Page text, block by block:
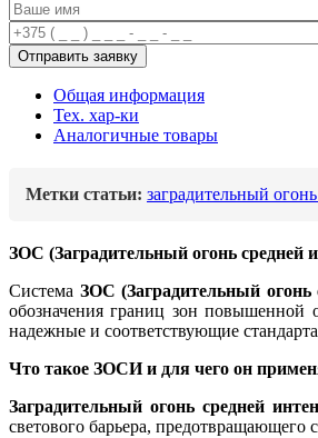
Общая информация
Тех. хар-ки
Аналогичные товары
Метки статьи: заградительный
ЗОС (Заградительный огонь средней
Система ЗОС (Заградительный огонь
обозначения границ зон повышенной
надежные и соответствующие
Что такое ЗОСИ и для чего он
Заградительный огонь средней
светового барьера, предотвращающего